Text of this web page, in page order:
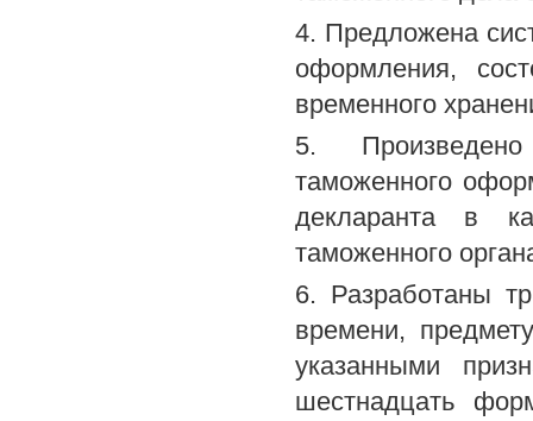
4. Предложена
оформления,
временного
5. Произведено
таможенного
декларанта в
таможенного
6. Разработаны
времени,
указанными
шестнадцать